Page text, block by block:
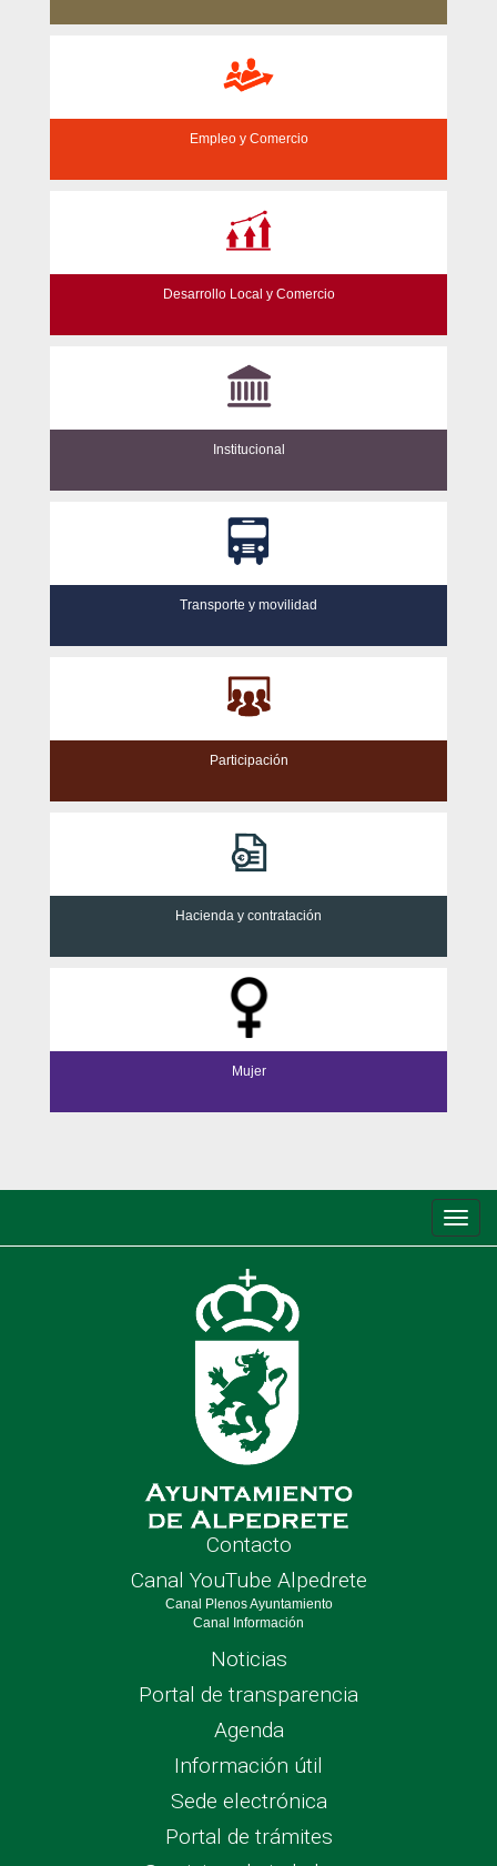
Empleo y Comercio
Desarrollo Local y Comercio
Institucional
Transporte y movilidad
Participación
Hacienda y contratación
Mujer
de
Contacto
Canal YouTube Alpedrete
Canal Plenos Ayuntamiento
Canal Información
Noticias
Portal de transparencia
Agenda
Información útil
Sede electrónica
Portal de trámites